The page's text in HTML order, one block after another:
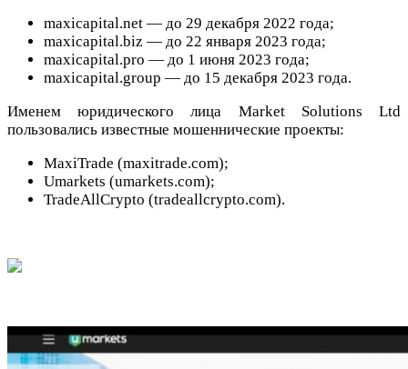
maxicapital.net — до 29 декабря 2022 года;
maxicapital.biz — до 22 января 2023 года;
maxicapital.pro — до 1 июня 2023 года;
maxicapital.group — до 15 декабря 2023 года.
Именем юридического лица Market Solutions Ltd
пользовались известные мошеннические проекты:
MaxiTrade (maxitrade.com);
Umarkets (umarkets.com);
TradeAllCrypto (tradeallcrypto.com).